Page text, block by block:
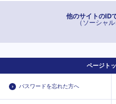
他のサイトのID
（ソーシャ
ページト
パスワードを忘れた方へ